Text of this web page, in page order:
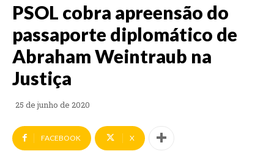
PSOL cobra apreensão do
passaporte diplomático de
Abraham Weintraub na
Justiça
25 de junho de 2020
FACEBOOK X